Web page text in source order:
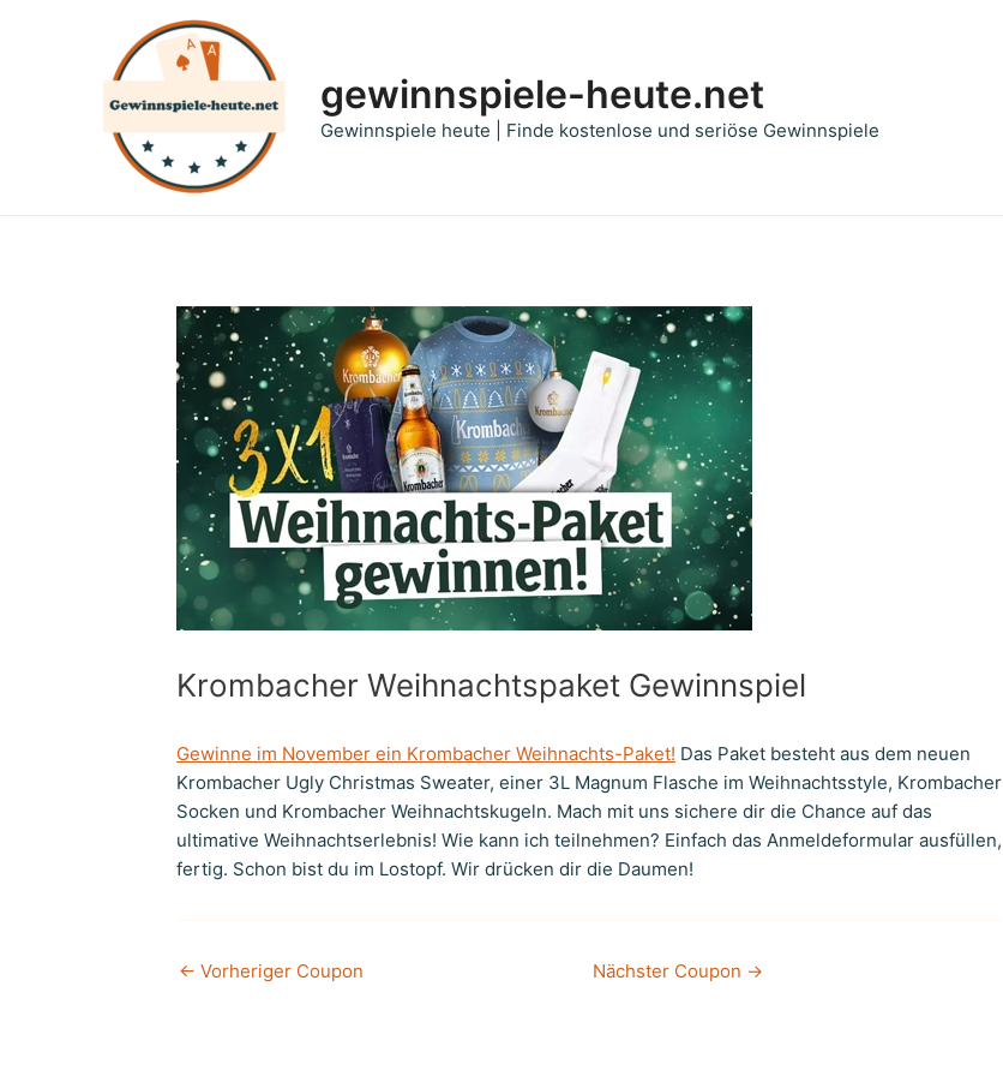
gewinnspiele-heute.net
Gewinnspiele heute | Finde kostenlose und seriöse Gewinnspiele
Krombacher Weihnachtspaket Gewinnspiel
Gewinne im November ein Krombacher Weihnachts-Paket! Das Paket besteht aus dem neuen
Krombacher Ugly Christmas Sweater, einer 3L Magnum Flasche im Weihnachtsstyle, Krombacher
Socken und Krombacher Weihnachtskugeln. Mach mit uns sichere dir die Chance auf das
ultimative Weihnachtserlebnis! Wie kann ich teilnehmen? Einfach das Anmeldeformular ausfüllen,
fertig. Schon bist du im Lostopf. Wir drücken dir die Daumen!
← Vorheriger Coupon Nächster Coupon →